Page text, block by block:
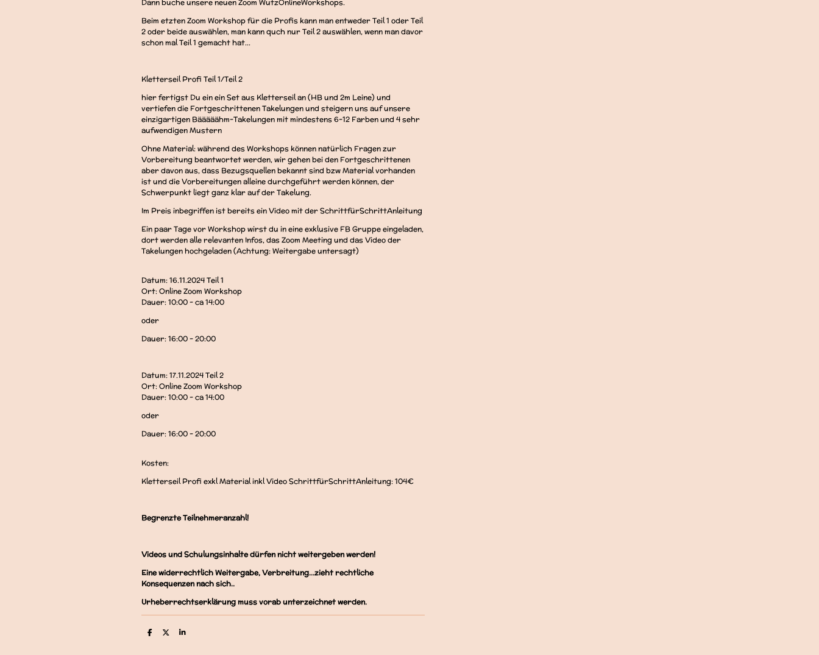
Beim etzten Zoom Workshop für die Profis kann man entweder Teil 1 oder Teil
2 oder beide auswählen, man kann quch nur Teil 2 auswählen, wenn man davor
schon mal Teil 1 gemacht hat...
Kletterseil Profi Teil 1/Teil 2
hier fertigst Du ein ein Set aus Kletterseil an (HB und 2m Leine) und
vertiefen die Fortgeschrittenen Takelungen und steigern uns auf unsere
einzigartigen Bääääähm-Takelungen mit mindestens 6-12 Farben und 4 sehr
aufwendigen Mustern
Ohne Material: während des Workshops können natürlich Fragen zur
Vorbereitung beantwortet werden, wir gehen bei den Fortgeschrittenen
aber davon aus, dass Bezugsquellen bekannt sind bzw Material vorhanden
ist und die Vorbereitungen alleine durchgeführt werden können, der
Schwerpunkt liegt ganz klar auf der Takelung.
Im Preis inbegriffen ist bereits ein Video mit der SchrittfürSchrittAnleitung
Ein paar Tage vor Workshop wirst du in eine exklusive FB Gruppe eingeladen,
dort werden alle relevanten Infos, das Zoom Meeting und das Video der
Takelungen hochgeladen (Achtung: Weitergabe untersagt)
Datum: 16.11.2024 Teil 1
Ort: Online Zoom Workshop
Dauer: 10:00 - ca 14:00
oder
Dauer: 16:00 - 20:00
Datum: 17.11.2024 Teil 2
Ort: Online Zoom Workshop
Dauer: 10:00 - ca 14:00
oder
Dauer: 16:00 - 20:00
Kosten:
Kletterseil Profi exkl Material inkl Video SchrittfürSchrittAnleitung: 104€
Begrenzte Teilnehmeranzahl!
Videos und Schulungsinhalte dürfen nicht weitergeben werden!
Eine widerrechtlich Weitergabe, Verbreitung...zieht rechtliche
Konsequenzen nach sich..
Urheberrechtserklärung muss vorab unterzeichnet werden.
T
T
T